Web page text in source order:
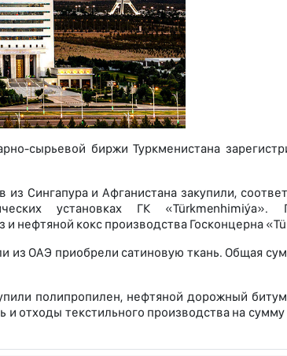
сырьевой биржи Туркменистана
Сингапура и Афганистана закупили,
установках ГК «Türkmenhimiýa».
нефтяной кокс производства Госконцерна
из ОАЭ приобрели сатиновую ткань. Общая
полипропилен, нефтяной дорожный
отходы текстильного производства на